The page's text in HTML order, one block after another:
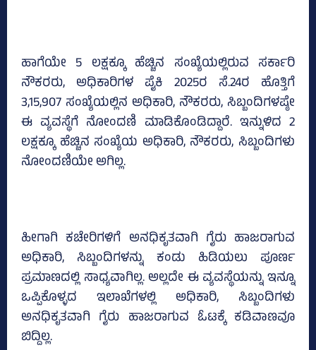
ಹಾಗೆಯೇ 5 ಲಕ್ಷಕ್ಕೂ ಹೆಚ್ಚಿನ ಸಂಖ್ಯೆಯಲ್ಲಿರುವ ಸರ್ಕಾರಿ
ನೌಕರರು, ಅಧಿಕಾರಿಗಳ ಪೈಕಿ 2025ರ ಸೆ.24ರ ಹೊತ್ತಿಗೆ
3,15,907 ಸಂಖ್ಯೆಯಲ್ಲಿನ ಅಧಿಕಾರಿ, ನೌಕರರು, ಸಿಬ್ಬಂದಿಗಳಷ್ಠೇ
ಈ ವ್ಯವಸ್ಥೆಗೆ ನೋಂದಣಿ ಮಾಡಿಕೊಂಡಿದ್ದಾರೆ. ಇನ್ನುಳಿದ 2
ಲಕ್ಷಕ್ಕೂ ಹೆಚ್ಚಿನ ಸಂಖ್ಯೆಯ ಅಧಿಕಾರಿ, ನೌಕರರು, ಸಿಬ್ಬಂದಿಗಳು
ನೋಂದಣಿಯೇ ಅಗಿಲ್ಲ.
ಹೀಗಾಗಿ ಕಚೇರಿಗಳಿಗೆ ಅನಧಿಕೃತವಾಗಿ ಗೈರು ಹಾಜರಾಗುವ
ಅಧಿಕಾರಿ, ಸಿಬ್ಬಂದಿಗಳನ್ನು ಕಂಡು ಹಿಡಿಯಲು ಪೂರ್ಣ
ಪ್ರಮಾಣದಲ್ಲಿ ಸಾಧ್ಯವಾಗಿಲ್ಲ. ಅಲ್ಲದೇ ಈ ವ್ಯವಸ್ಥೆಯನ್ನು ಇನ್ನೂ
ಒಪ್ಪಿಕೊಳ್ಳದ ಇಲಾಖೆಗಳಲ್ಲಿ ಅಧಿಕಾರಿ, ಸಿಬ್ಬಂದಿಗಳು
ಅನಧಿಕೃತವಾಗಿ ಗೈರು ಹಾಜರಾಗುವ ಓಟಕ್ಕೆ ಕಡಿವಾಣವೂ
ಬಿದ್ದಿಲ್ಲ.